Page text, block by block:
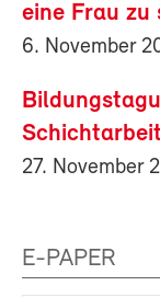
eine Frau zu
6. November
Schichtarbeit
27. November
E-PAPER